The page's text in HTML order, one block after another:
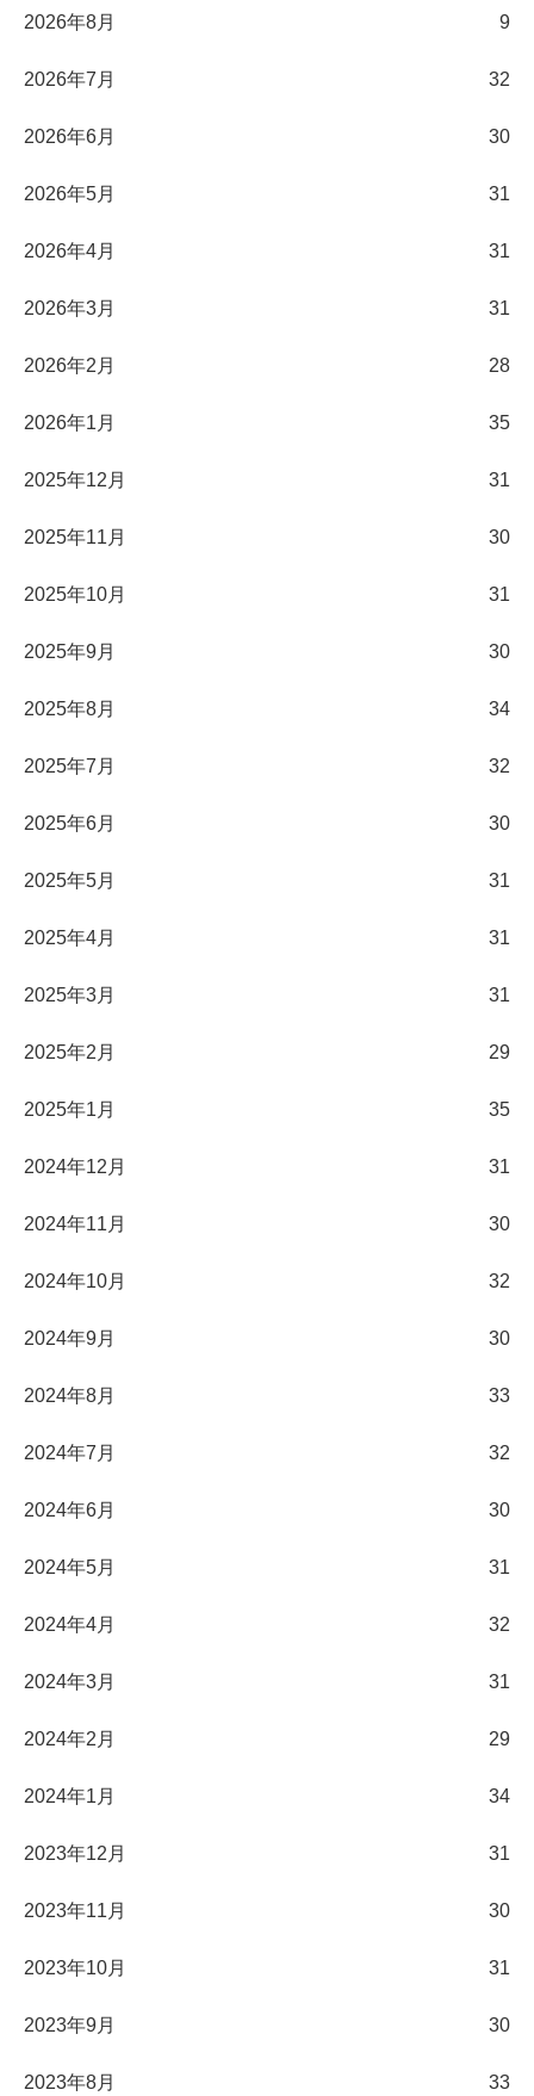
2026年8月 9
2026年7月 32
2026年6月 30
2026年5月 31
2026年4月 31
2026年3月 31
2026年2月 28
2026年1月 35
2025年12月 31
2025年11月 30
2025年10月 31
2025年9月 30
2025年8月 34
2025年7月 32
2025年6月 30
2025年5月 31
2025年4月 31
2025年3月 31
2025年2月 29
2025年1月 35
2024年12月 31
2024年11月 30
2024年10月 32
2024年9月 30
2024年8月 33
2024年7月 32
2024年6月 30
2024年5月 31
2024年4月 32
2024年3月 31
2024年2月 29
2024年1月 34
2023年12月 31
2023年11月 30
2023年10月 31
2023年9月 30
2023年8月 33